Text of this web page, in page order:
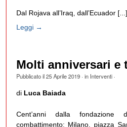
Dal Rojava all’Iraq, dall’Ecuador [...]
Leggi →
Molti anniversari e
Pubblicato il25 Aprile 2019· in Interventi·
di Luca Baiada
Cent’anni dalla
combattimento: Milano, piazza